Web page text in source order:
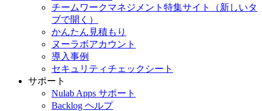
チームワークマネジメント特集サイト
（新しいタ
ブで開く）
かんたん見積もり
ヌーラボアカウント
導入事例
セキュリティチェックシート
サポート
Nulab Apps サポート
Backlog ヘルプ